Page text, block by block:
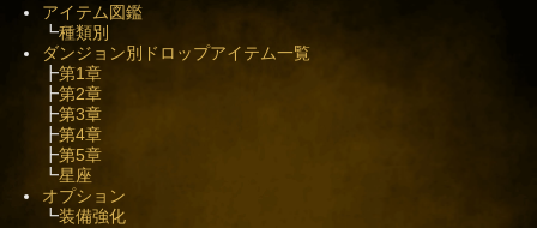
アイテム図鑑
┗種類別
ダンジョン別ドロップアイテム一覧
┣第1章
┣第2章
┣第3章
┣第4章
┣第5章
┗星座
オプション
┗装備強化